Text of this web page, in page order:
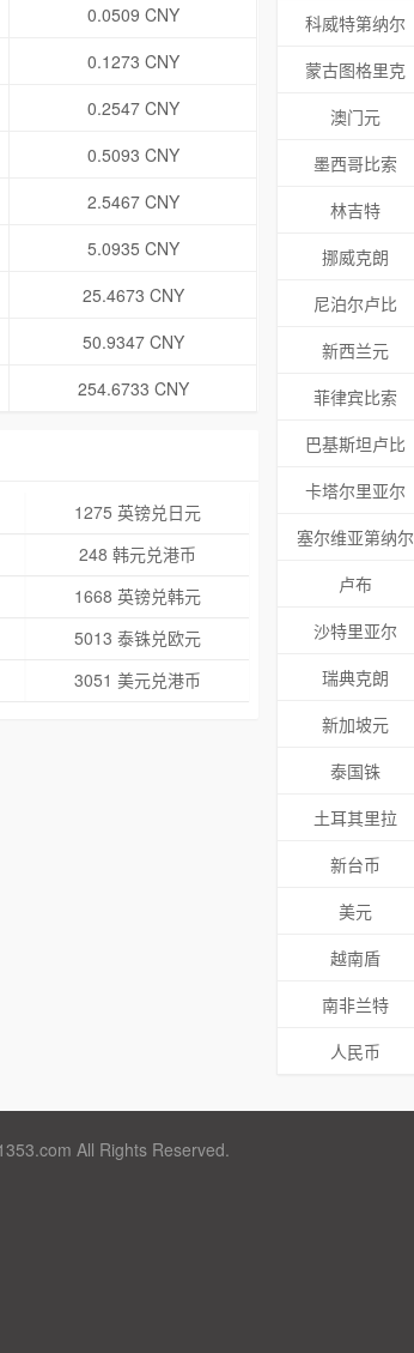
0.0509 CNY
0.1273 CNY
0.2547 CNY
0.5093 CNY
2.5467 CNY
5.0935 CNY
25.4673 CNY
50.9347 CNY
254.6733 CNY
1275 英镑兑日元
248 韩元兑港币
1668 英镑兑韩元
5013 泰铢兑欧元
3051 美元兑港币
科威特第纳尔
蒙古图格里克
澳门元
墨西哥比索
林吉特
挪威克朗
尼泊尔卢比
新西兰元
菲律宾比索
巴基斯坦卢比
卡塔尔里亚尔
塞尔维亚第纳尔
卢布
沙特里亚尔
瑞典克朗
新加坡元
泰国铢
土耳其里拉
新台币
美元
越南盾
南非兰特
人民币
All Rights Reserved.